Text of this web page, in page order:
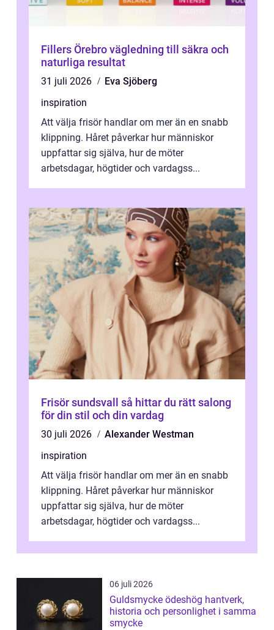
Fillers Örebro vägledning till säkra och
naturliga resultat
31 juli 2026
Eva Sjöberg
inspiration
Att välja frisör handlar om mer än en snabb
klippning. Håret påverkar hur människor
uppfattar sig själva, hur de möter
arbetsdagar, högtider och vardagss...
Frisör sundsvall så hittar du rätt salong
för din stil och din vardag
30 juli 2026
Alexander Westman
inspiration
Att välja frisör handlar om mer än en snabb
klippning. Håret påverkar hur människor
uppfattar sig själva, hur de möter
arbetsdagar, högtider och vardagss...
06 juli 2026
Guldsmycke ödeshög hantverk,
historia och personlighet i samma
smycke